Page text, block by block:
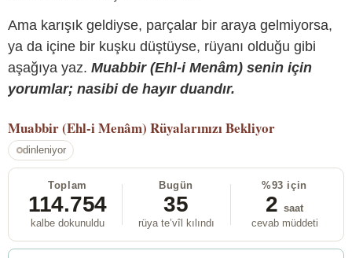
Ama karışık geldiyse, parçalar bir araya gelmiyorsa,
ya da içine bir kuşku düştüyse, rüyanı olduğu gibi
aşağıya yaz. Muabbir (Ehl-i Menâm) senin için
yorumlar; nasibi de hayır duandır.
Muabbir (Ehl-i Menâm) Rüyalarınızı Bekliyor
dinleniyor
Toplam
114.754
kalbe dokunuldu
Bugün
35
rüya te’vîl kılındı
%93 için
2 saat
cevab müddeti